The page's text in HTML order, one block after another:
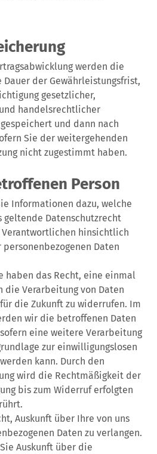
werden die
Dauer der Gewährleistungsfrist,
gesetzlicher,
handelsrechtlicher
und dann nach
Sie der weitergehenden
nicht zugestimmt haben.
Person
Informationen dazu, welche
geltende Datenschutzrecht
hinsichtlich
Daten
haben das Recht, eine einmal
Verarbeitung von Daten
die Zukunft zu widerrufen. Im
wir die betroffenen Daten
eine weitere Verarbeitung
zur einwilligungslosen
kann. Durch den
wird die Rechtmäßigkeit der
bis zum Widerruf erfolgten
Auskunft über Ihre von uns
Daten zu verlangen.
Auskunft über die